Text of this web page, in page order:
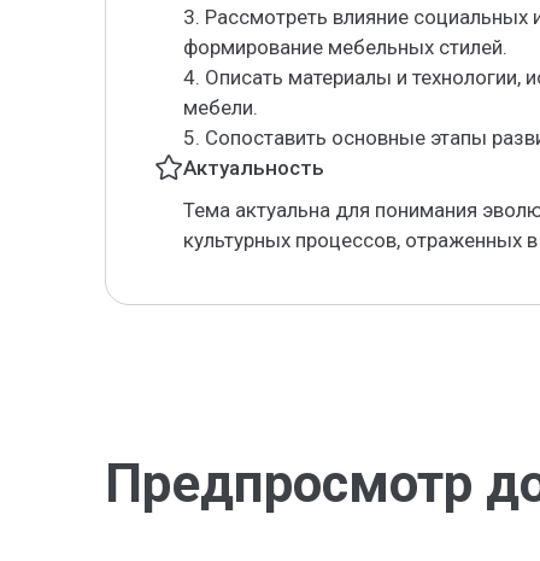
3. Рассмотреть влияние социальных
формирование мебельных стилей.
4. Описать материалы и технологии,
мебели.
5. Сопоставить основные этапы
Актуальность
Тема актуальна для понимания
культурных процессов, отраженных
Предпросмотр